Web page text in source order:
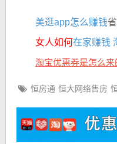
美逛app怎么赚钱
女人如何在家赚钱
淘宝优惠券是怎么
恒房通 恒大网络售房